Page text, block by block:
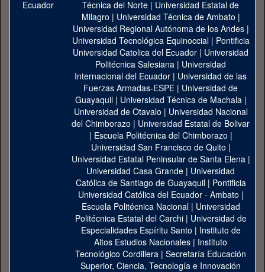
Técnica del Norte | Universidad Estatal de
Milagro | Universidad Técnica de Ambato |
Universidad Regional Autónoma de los Andes|
Universidad Tecnológica Equinoccial| Pontificia
Universidad Catolica del Ecuador | Universidad
Politécnica Salesiana | Universidad
Internacional del Ecuador | Universidad de las
Fuerzas Armadas-ESPE | Universidad de
Guayaquil| Universidad Técnica de Machala|
Universidad de Otavalo | Universidad Nacional
del Chimborazo | Universidad Estatal de Bolivar
| Escuela Politécnica del Chimborazo |
Universidad San Francisco de Quito |
Universidad Estatal Peninsular de Santa Elena|
Universidad Casa Grande | Universidad
Católica de Santiago de Guayaquil| Pontificia
Universidad Católica del Ecuador - Ambato |
Escuela Politécnica Nacional| Universidad
Politécnica Estatal del Carchi| Universidad de
Especialidades Espíritu Santo | Instituto de
Altos Estudios Nacionales | Instituto
Tecnológico Cordillera | Secretaría Educación
Superior, Ciencia, Tecnología e Innovación